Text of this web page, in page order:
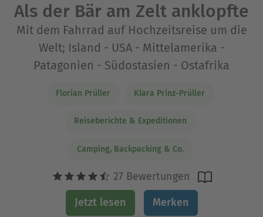
Als der Bär am Zelt anklopfte
Mit dem Fahrrad auf Hochzeitsreise um die
Welt; Island - USA - Mittelamerika -
Patagonien - Südostasien - Ostafrika
Florian Prüller Klara Prinz-Prüller
Reiseberichte & Expeditionen
Camping, Backpacking & Co.
27 Bewertungen
Jetzt lesen Merken